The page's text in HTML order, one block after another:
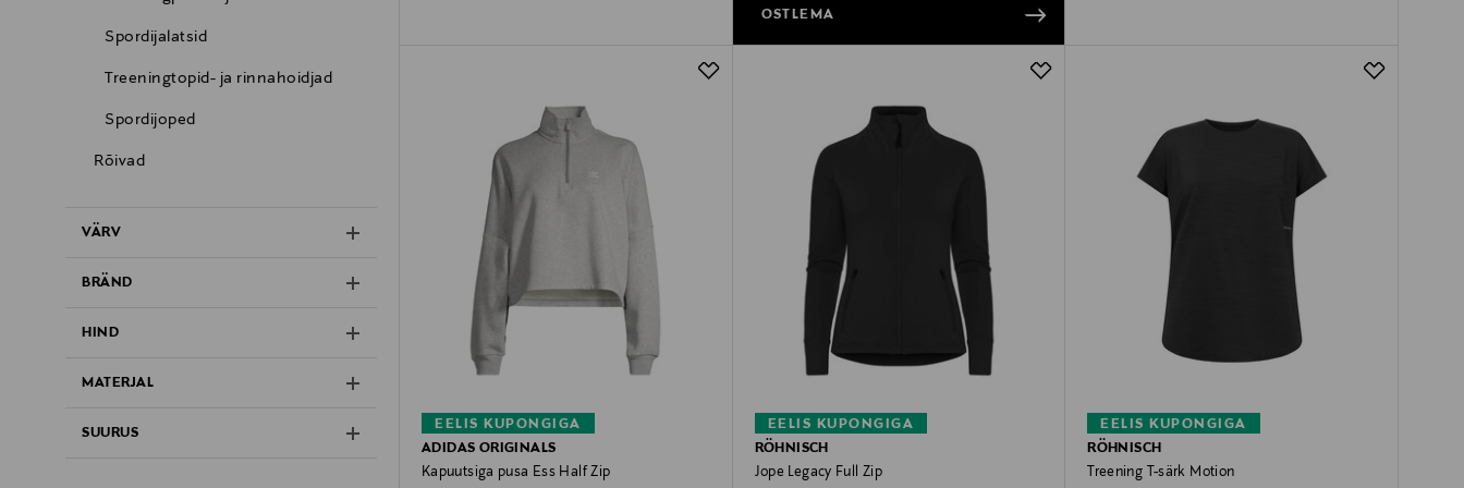
Spordijalatsid
Treeningtopid- ja rinnahoidjad
Spordijoped
Rõivad
VÄRV
BRÄND
HIND
MATERJAL
SUURUS
OSTLEMA
EELIS KUPONGIGA
ADIDAS ORIGINALS
Kapuutsiga pusa Ess Half Zip
EELIS KUPONGIGA
RÖHNISCH
Jope Legacy Full Zip
EELIS KUPONGIGA
RÖHNISCH
Treening T-särk Motion